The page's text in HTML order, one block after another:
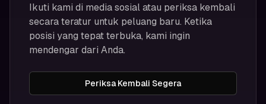
Ikuti kami di media sosial atau periksa kembali
secara teratur untuk peluang baru. Ketika
posisi yang tepat terbuka, kami ingin
mendengar dari Anda.
Periksa Kembali Segera